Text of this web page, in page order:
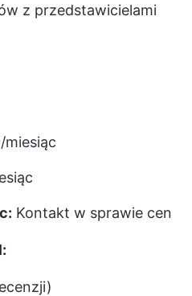
z przedstawicielami
miesiąc
Kontakt w sprawie cen